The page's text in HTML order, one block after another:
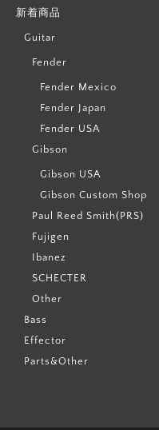
新着商品
Guitar
Fender
Fender Mexico
Fender Japan
Fender USA
Gibson
Gibson USA
Gibson Custom Shop
Paul Reed Smith(PRS)
Fujigen
Ibanez
SCHECTER
Other
Bass
Effector
Parts&Other